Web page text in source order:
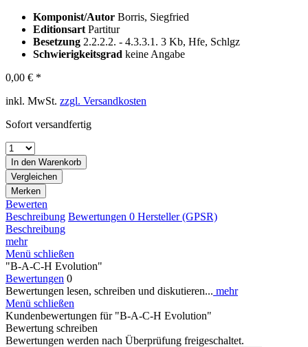
Komponist/Autor Borris, Siegfried
Editionsart Partitur
Besetzung 2.2.2.2. - 4.3.3.1. 3 Kb, Hfe, Schlgz
Schwierigkeitsgrad keine Angabe
0,00 € *
inkl. MwSt. zzgl. Versandkosten
Sofort versandfertig
In den Warenkorb
Vergleichen
Merken
Bewerten
Beschreibung Bewertungen 0 Hersteller (GPSR)
Beschreibung
mehr
Menü schließen
"B-A-C-H Evolution"
Bewertungen 0
Bewertungen lesen, schreiben und diskutieren... mehr
Menü schließen
Kundenbewertungen für "B-A-C-H Evolution"
Bewertung schreiben
Bewertungen werden nach Überprüfung freigeschaltet.